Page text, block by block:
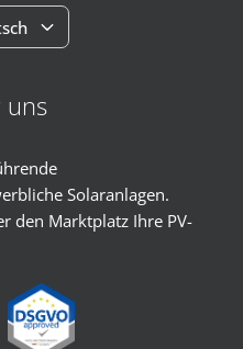
uns
Solaranlagen.
den Marktplatz Ihre PV-